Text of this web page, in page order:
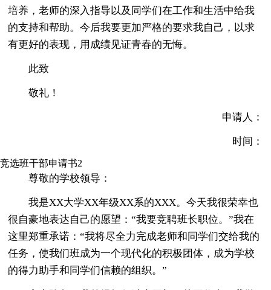
培养，老师的深入指导以及同学们在工作和生活中给我
的支持和帮助。今后我要更加严格的要求我自己，以求
有更好的表现，用成绩见证青春的无悔。
此致
敬礼！
申请人：
时间：
竞选班干部申请书2
尊敬的学校领导：
我是XX大学XX年级XX系的XXX。今天我很荣幸也
很自豪地表达自己的愿望：“我要竞聘班长职位。”我在
这里郑重承诺：“我将尽全力完成老师和同学们交给我的
任务，使我们班成为一个现代化的积极团体，成为学校
的得力助手和同学们信赖的组织。”